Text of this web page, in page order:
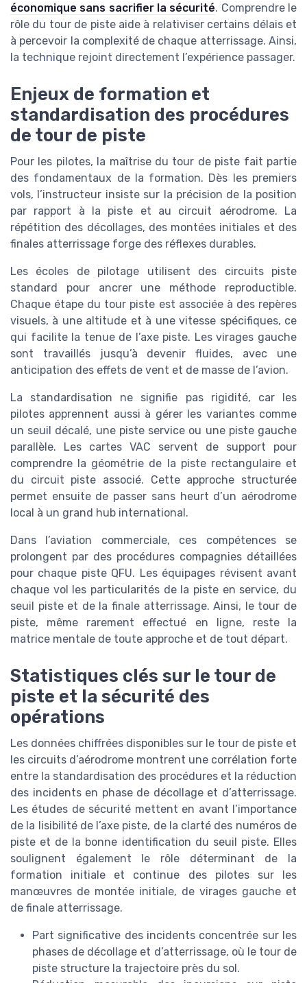
économique sans sacrifier la sécurité. Comprendre le
rôle du tour de piste aide à relativiser certains délais et
à percevoir la complexité de chaque atterrissage. Ainsi,
la technique rejoint directement l’expérience passager.
Enjeux de formation et
standardisation des procédures
de tour de piste
Pour les pilotes, la maîtrise du tour de piste fait partie
des fondamentaux de la formation. Dès les premiers
vols, l’instructeur insiste sur la précision de la position
par rapport à la piste et au circuit aérodrome. La
répétition des décollages, des montées initiales et des
finales atterrissage forge des réflexes durables.
Les écoles de pilotage utilisent des circuits piste
standard pour ancrer une méthode reproductible.
Chaque étape du tour piste est associée à des repères
visuels, à une altitude et à une vitesse spécifiques, ce
qui facilite la tenue de l’axe piste. Les virages gauche
sont travaillés jusqu’à devenir fluides, avec une
anticipation des effets de vent et de masse de l’avion.
La standardisation ne signifie pas rigidité, car les
pilotes apprennent aussi à gérer les variantes comme
un seuil décalé, une piste service ou une piste gauche
parallèle. Les cartes VAC servent de support pour
comprendre la géométrie de la piste rectangulaire et
du circuit piste associé. Cette approche structurée
permet ensuite de passer sans heurt d’un aérodrome
local à un grand hub international.
Dans l’aviation commerciale, ces compétences se
prolongent par des procédures compagnies détaillées
pour chaque piste QFU. Les équipages révisent avant
chaque vol les particularités de la piste en service, du
seuil piste et de la finale atterrissage. Ainsi, le tour de
piste, même rarement effectué en ligne, reste la
matrice mentale de toute approche et de tout départ.
Statistiques clés sur le tour de
piste et la sécurité des
opérations
Les données chiffrées disponibles sur le tour de piste et
les circuits d’aérodrome montrent une corrélation forte
entre la standardisation des procédures et la réduction
des incidents en phase de décollage et d’atterrissage.
Les études de sécurité mettent en avant l’importance
de la lisibilité de l’axe piste, de la clarté des numéros de
piste et de la bonne identification du seuil piste. Elles
soulignent également le rôle déterminant de la
formation initiale et continue des pilotes sur les
manœuvres de montée initiale, de virages gauche et
de finale atterrissage.
Part significative des incidents concentrée sur les
phases de décollage et d’atterrissage, où le tour de
piste structure la trajectoire près du sol.